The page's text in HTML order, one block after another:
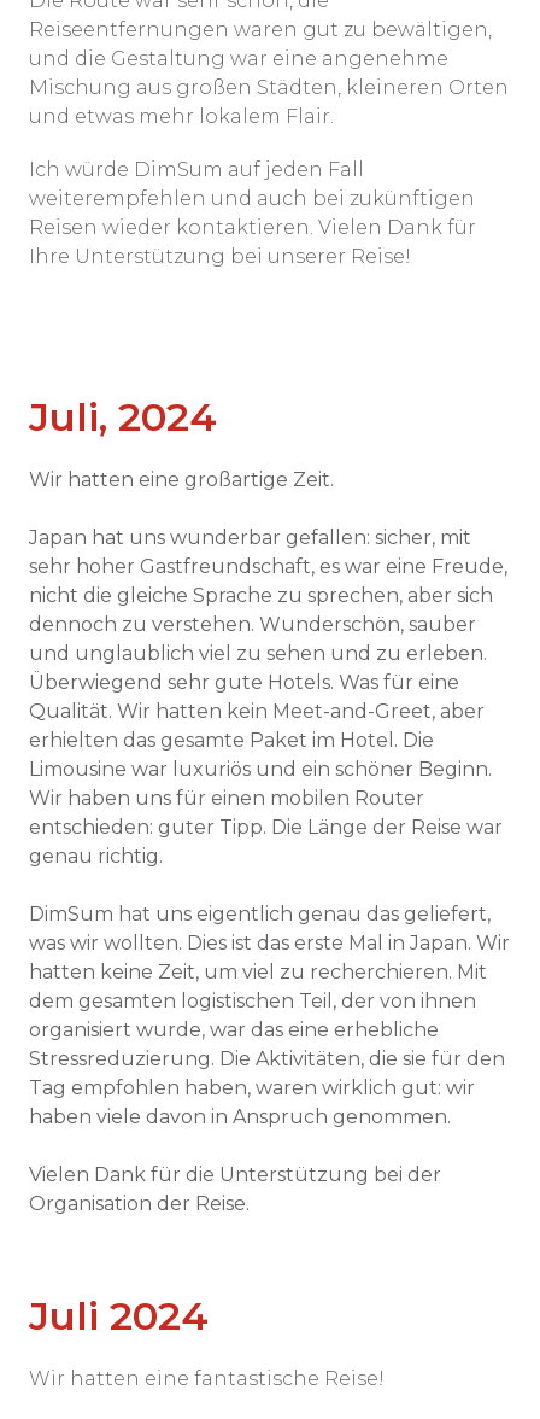
Reiseentfernungen waren gut zu bewältigen,
und die Gestaltung war eine angenehme
Mischung aus großen Städten, kleineren Orten
und etwas mehr lokalem Flair.
Ich würde DimSum auf jeden Fall
weiterempfehlen und auch bei zukünftigen
Reisen wieder kontaktieren. Vielen Dank für
Ihre Unterstützung bei unserer Reise!
Juli, 2024
Wir hatten eine großartige Zeit.
Japan hat uns wunderbar gefallen: sicher, mit
sehr hoher Gastfreundschaft, es war eine Freude,
nicht die gleiche Sprache zu sprechen, aber sich
dennoch zu verstehen. Wunderschön, sauber
und unglaublich viel zu sehen und zu erleben.
Überwiegend sehr gute Hotels. Was für eine
Qualität. Wir hatten kein Meet-and-Greet, aber
erhielten das gesamte Paket im Hotel. Die
Limousine war luxuriös und ein schöner Beginn.
Wir haben uns für einen mobilen Router
entschieden: guter Tipp. Die Länge der Reise war
genau richtig.
DimSum hat uns eigentlich genau das geliefert,
was wir wollten. Dies ist das erste Mal in Japan. Wir
hatten keine Zeit, um viel zu recherchieren. Mit
dem gesamten logistischen Teil, der von ihnen
organisiert wurde, war das eine erhebliche
Stressreduzierung. Die Aktivitäten, die sie für den
Tag empfohlen haben, waren wirklich gut: wir
haben viele davon in Anspruch genommen.
Vielen Dank für die Unterstützung bei der
Organisation der Reise.
Juli 2024
Wir hatten eine fantastische Reise!